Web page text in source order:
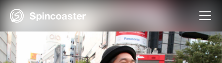
Skip